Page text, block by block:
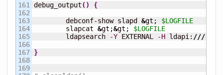
161
162
163
164
165
166
167
168
169
debug_output( )
{
	debconf-show slapd
&gt; $LOGFILE
	slapcat
&gt;&gt; $LOGFILE
	ldapsearch
-Y EXTERNAL -H ldapi: ///
}